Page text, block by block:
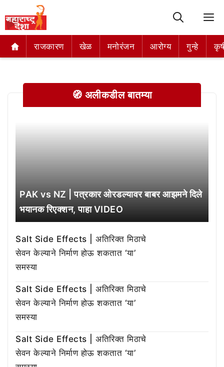
राजकारण खेळ मनोरंजन आरोग्य गुन्हे
राजकारण खेळ मनोरंजन आरोग्य गुन्हे
🧭 अलीकडील बातम्या
PAK vs NZ | पत्रकार ओरडल्यावर बाबर आझमने दिले
भयानक रिएक्शन, पाहा VIDEO
Salt Side Effects | अतिरिक्त मिठाचे
सेवन केल्याने निर्माण होऊ शकतात ‘या’
समस्या
Salt Side Effects | अतिरिक्त मिठाचे
सेवन केल्याने निर्माण होऊ शकतात ‘या’
समस्या
Salt Side Effects | अतिरिक्त मिठाचे
सेवन केल्याने निर्माण होऊ शकतात ‘या’